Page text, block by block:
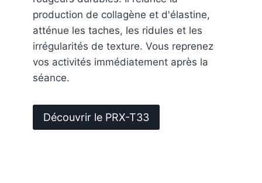
production de collagène et d'élastine,
atténue les taches, les ridules et les
irrégularités de texture. Vous reprenez
vos activités immédiatement après la
séance.
Découvrir le PRX-T33